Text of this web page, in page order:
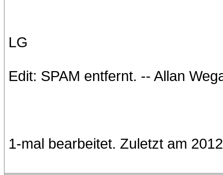
LG
Edit: SPAM entfernt. -- Allan
1-mal bearbeitet. Zuletzt am